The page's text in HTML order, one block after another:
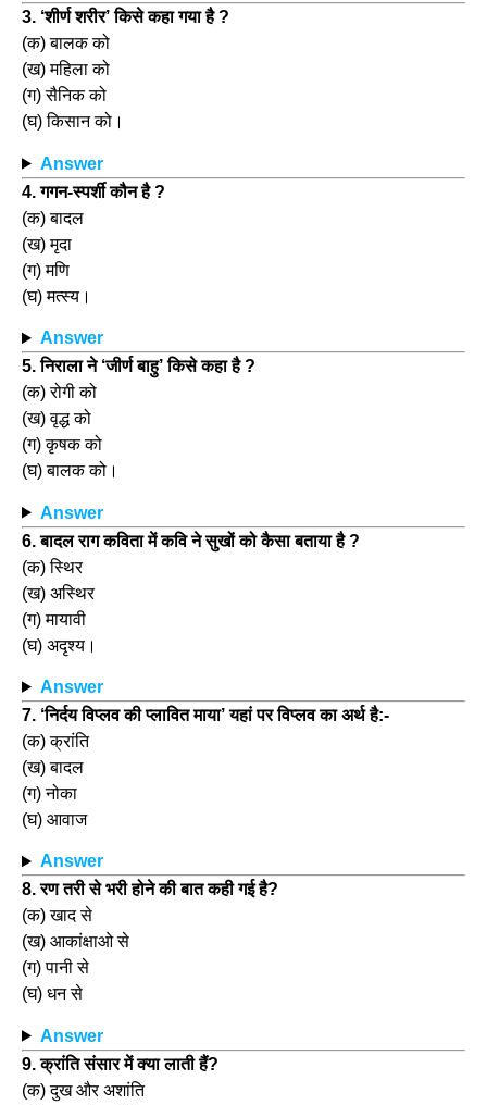
3. ‘शीर्ण शरीर’ किसे कहा गया है ?
(क) बालक को
(ख) महिला को
(ग) सैनिक को
(घ) किसान को।
Answer
4. गगन-स्पर्शी कौन है ?
(क) बादल
(ख) मृदा
(ग) मणि
(घ) मत्स्य।
Answer
5. निराला ने ‘जीर्ण बाहु’ किसे कहा है ?
(क) रोगी को
(ख) वृद्ध को
(ग) कृषक को
(घ) बालक को।
Answer
6. बादल राग कविता में कवि ने सुखों को कैसा बताया है ?
(क) स्थिर
(ख) अस्थिर
(ग) मायावी
(घ) अदृश्य।
Answer
7. ‘निर्दय विप्लव की प्लावित माया’ यहां पर विप्लव का अर्थ है:-
(क) क्रांति
(ख) बादल
(ग) नोका
(घ) आवाज
Answer
8. रण तरी से भरी होने की बात कही गई है?
(क) खाद से
(ख) आकांक्षाओ से
(ग) पानी से
(घ) धन से
Answer
9. क्रांति संसार में क्या लाती हैं?
(क) दुख और अशांति